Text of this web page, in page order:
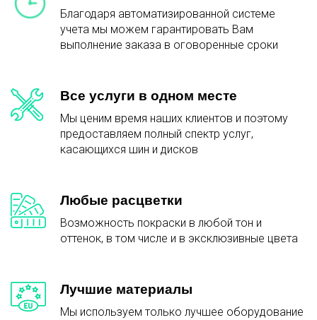
Благодаря автоматизированной системе
учета мы можем гарантировать Вам
выполнение заказа в оговоренные сроки
Все услуги в одном месте
Мы ценим время наших клиентов и поэтому
предоставляем полный спектр услуг,
касающихся шин и дисков
Любые расцветки
Возможность покраски в любой тон и
оттенок, в том числе и в эксклюзивные цвета
Лучшие материалы
Мы используем только лучшее оборудование